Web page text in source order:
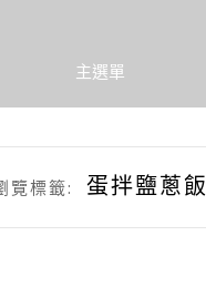
主選單
覽標籤: 蛋拌鹽蔥飯